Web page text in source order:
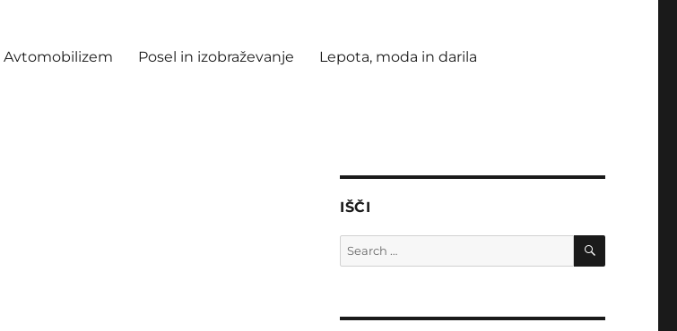
Avtomobilizem Posel in izobraževanje Lepota, moda in darila
IŠČI
Search
for:
SEARCH